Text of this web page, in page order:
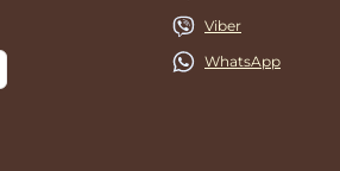
Viber
WhatsApp